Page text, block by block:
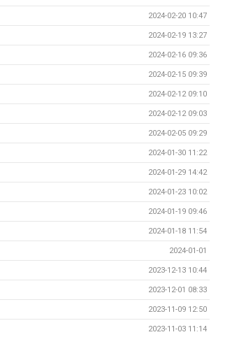
2024-02-20 10:47
2024-02-19 13:27
2024-02-16 09:36
2024-02-15 09:39
2024-02-12 09:10
2024-02-12 09:03
2024-02-05 09:29
2024-01-30 11:22
2024-01-29 14:42
2024-01-23 10:02
2024-01-19 09:46
2024-01-18 11:54
2024-01-01
2023-12-13 10:44
2023-12-01 08:33
2023-11-09 12:50
2023-11-03 11:14